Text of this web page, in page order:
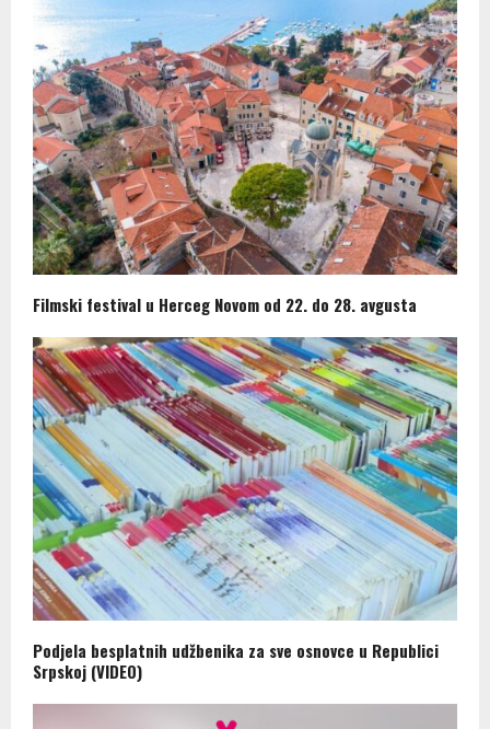
Filmski festival u Herceg Novom od 22. do 28. avgusta
Podjela besplatnih udžbenika za sve osnovce u Republici
Srpskoj (VIDEO)